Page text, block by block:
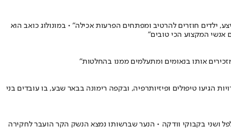
ילדים חוזרים להרטיב ומפתחים הפרעות אכילה" • במונולוג כואב הוא
אותו בנאומים ומתעלמים ממנו בהחלטות"
הגיעו טיפולים ופיזיותרפיה, ובקפה רימונה בבאר שבע, בו עובדים בני
ושני בקבוקי וודקה • הנער שברשותו נמצא הנשק הקר הועבר לחקירה